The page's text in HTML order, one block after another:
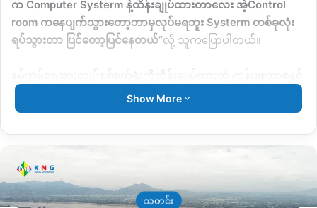
က Computer Systerm နဲ့ထိန်းချုပ်ထားတာလေး အဲ့Control
room ကနေပျက်သွားတော့ဘာမှလုပ်မရဘူး Systerm တစ်ခုလုံး
ရပ်သွားတာ ပြင်တော့ပြင်နေတယ်”လို့ သူကပြောပါတယ်။
ပျက်သွားတာကြောင့်
ဇွန်လ ၂၈ ရက်နေ့ကတည်းက
လျှပ်စစ်မီးပြတ်
တောက်သွားတာဖြစ်ပြီးအနည်းဆုံးရက်ပေါင်း ၂၀ နီးပါးကြာမြင့်နိုင်
ဒီကလူတွေနဲ့ရသလောက်တော့ပြင်နေတယ်
ရင် ပညာရှင်တွေသီးသန့်ခေါ်ပြီးပြင်ရမှာဗျအနည်းဆုံး
ရက် ရက်၂၀ တော့ကြာမယ်ထင်တယ် ”လို့ အထက်မှာဖော်ပြခဲ့တဲ့ ပူ
Show More
သတင်း